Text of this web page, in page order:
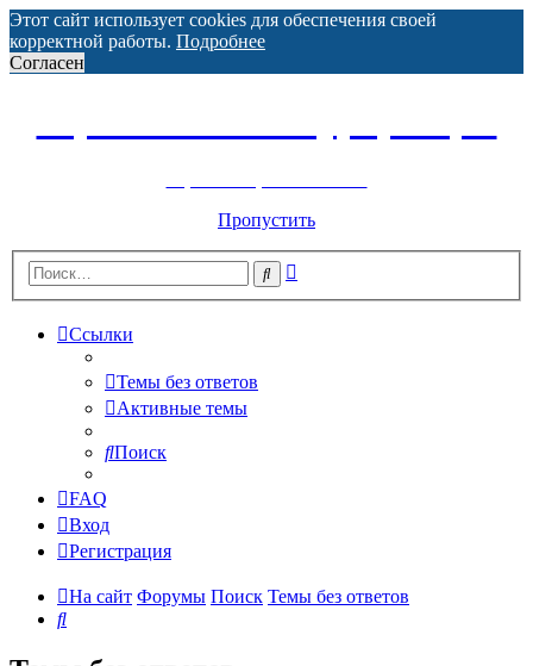
Этот сайт использует cookies для обеспечения своей
корректной работы. Подробнее
Согласен
Пропустить
Поиск
Ссылки
Темы без ответов
Активные темы
Поиск
FAQ
Вход
Регистрация
На сайт Форумы Поиск Темы без ответов
Поиск